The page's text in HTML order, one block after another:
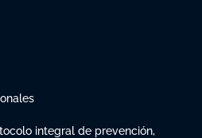
integral de prevención,